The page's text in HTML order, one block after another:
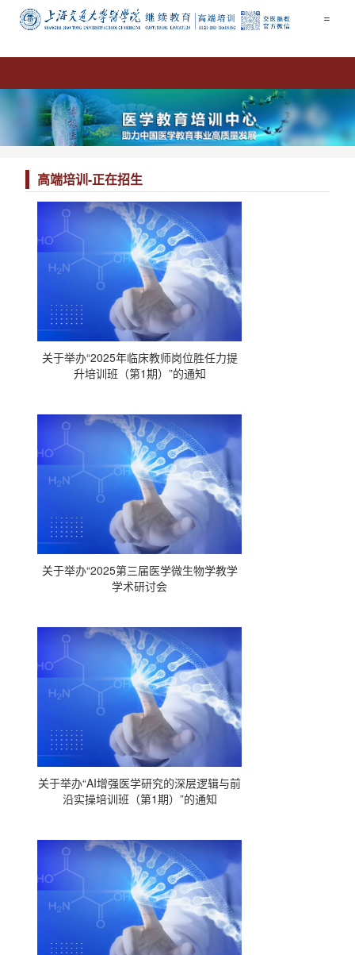
=
高端培训-正在招生
关于举办“2025年临床教师岗位胜任力提
升培训班（第1期）”的通知
关于举办“2025第三届医学微生物学教学
学术研讨会
关于举办“AI增强医学研究的深层逻辑与前
沿实操培训班（第1期）”的通知